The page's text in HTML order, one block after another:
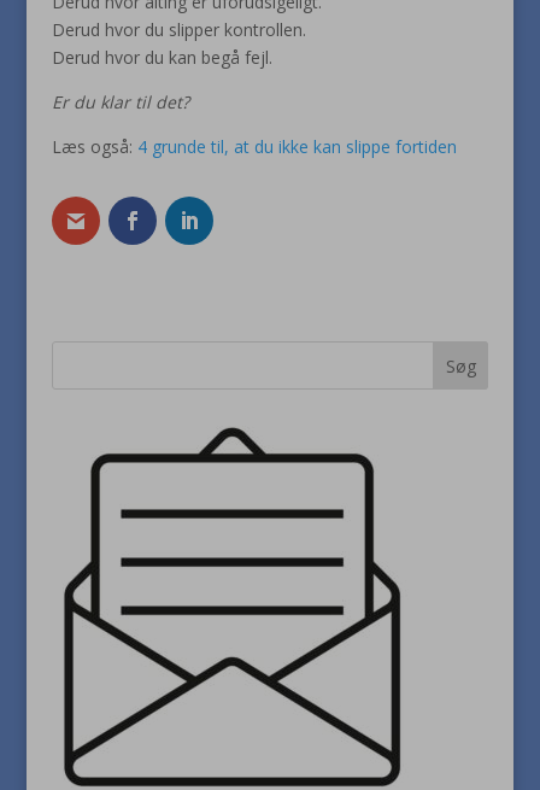
Derud hvor du slipper kontrollen.
Derud hvor du kan begå fejl.
Er du klar til det?
Læs også: 4 grunde til, at du ikke kan slippe fortiden